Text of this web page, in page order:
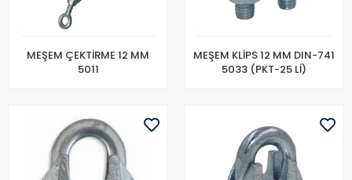
MEŞEM ÇEKTİRME 12 MM
5011
MEŞEM KLİPS 12 MM DIN-741
5033 (PKT-25 Lİ)